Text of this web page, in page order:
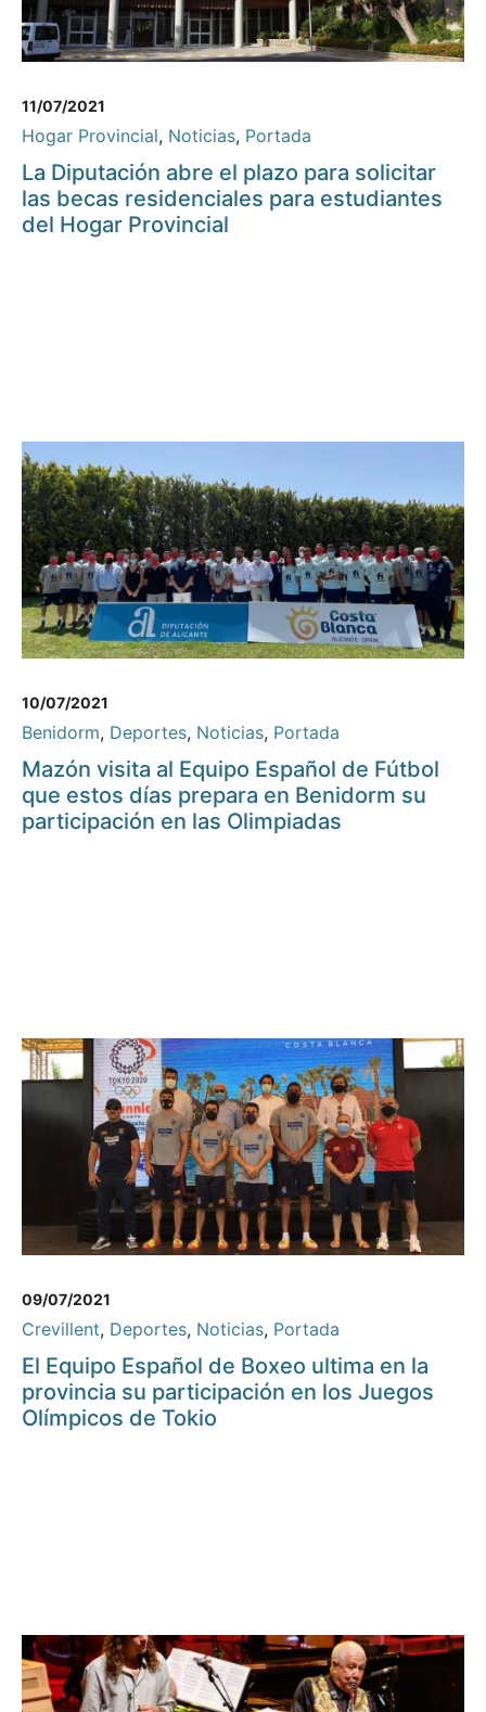
11/07/2021
Hogar Provincial, Noticias, Portada
La Diputación abre el plazo para solicitar
las becas residenciales para estudiantes
del Hogar Provincial
10/07/2021
Benidorm, Deportes, Noticias, Portada
Mazón visita al Equipo Español de Fútbol
que estos días prepara en Benidorm su
participación en las Olimpiadas
09/07/2021
Crevillent, Deportes, Noticias, Portada
El Equipo Español de Boxeo ultima en la
provincia su participación en los Juegos
Olímpicos de Tokio